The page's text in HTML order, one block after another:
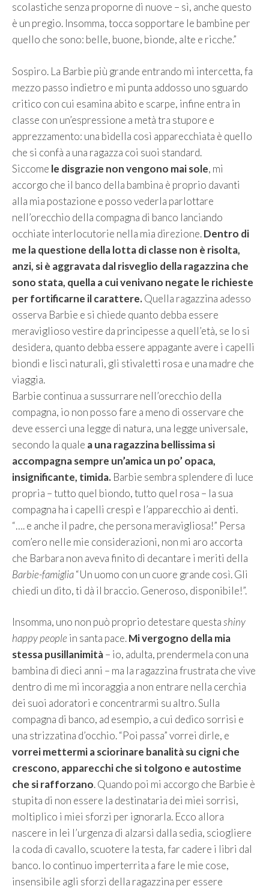
scolastiche senza proporne di nuove – sì, anche questo
è un pregio. Insomma, tocca sopportare le bambine per
quello che sono: belle, buone, bionde, alte e ricche.”
Sospiro. La Barbie più grande entrando mi intercetta, fa
mezzo passo indietro e mi punta addosso uno sguardo
critico con cui esamina abito e scarpe, infine entra in
classe con un’espressione a metà tra stupore e
apprezzamento: una bidella così apparecchiata è quello
che si confà a una ragazza coi suoi standard.
Siccome le disgrazie non vengono mai sole, mi
accorgo che il banco della bambina è proprio davanti
alla mia postazione e posso vederla parlottare
nell’orecchio della compagna di banco lanciando
occhiate interlocutorie nella mia direzione.Dentro di
me la questione della lotta di classe non è risolta,
anzi, si è aggravata dal risveglio della ragazzina che
sono stata, quella a cui venivano negate le richieste
per fortificarne il carattere.Quella ragazzina adesso
osserva Barbie e si chiede quanto debba essere
meraviglioso vestire da principesse a quell’età, se lo si
desidera, quanto debba essere appagante avere i capelli
biondi e lisci naturali, gli stivaletti rosa e una madre che
viaggia.
Barbie continua a sussurrare nell’orecchio della
compagna, io non posso fare a meno di osservare che
deve esserci una legge di natura, una legge universale,
secondo la quale a una ragazzina bellissima si
accompagna sempre un’amica un po’ opaca,
insignificante, timida. Barbie sembra splendere di luce
propria – tutto quel biondo, tutto quel rosa – la sua
compagna ha i capelli crespi e l’apparecchio ai denti.
“…. e anche il padre, che persona meravigliosa!” Persa
com’ero nelle mie considerazioni, non mi aro accorta
che Barbara non aveva finito di decantare i meriti della
Barbie-famiglia“Un uomo con un cuore grande così. Gli
chiedi un dito, ti dà il braccio. Generoso, disponibile!”.
Insomma, uno non può proprio detestare questashiny
happy people in santa pace.Mi vergogno della mia
stessa pusillanimità– io, adulta, prendermela con una
bambina di dieci anni – ma la ragazzina frustrata che vive
dentro di me mi incoraggia a non entrare nella cerchia
dei suoi adoratori e concentrarmi su altro. Sulla
compagna di banco, ad esempio, a cui dedico sorrisi e
una strizzatina d’occhio. “Poi passa” vorrei dirle, e
vorrei mettermi a sciorinare banalità su cigni che
crescono, apparecchi che si tolgono e autostime
che si rafforzano. Quando poi mi accorgo che Barbie è
stupita di non essere la destinataria dei miei sorrisi,
moltiplico i miei sforzi per ignorarla. Ecco allora
nascere in lei l’urgenza di alzarsi dalla sedia, sciogliere
la coda di cavallo, scuotere la testa, far cadere i libri dal
banco. Io continuo imperterrita a fare le mie cose,
insensibile agli sforzi della ragazzina per essere